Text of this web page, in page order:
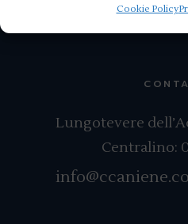
Cookie Policy
Lungotevere
Centralino: